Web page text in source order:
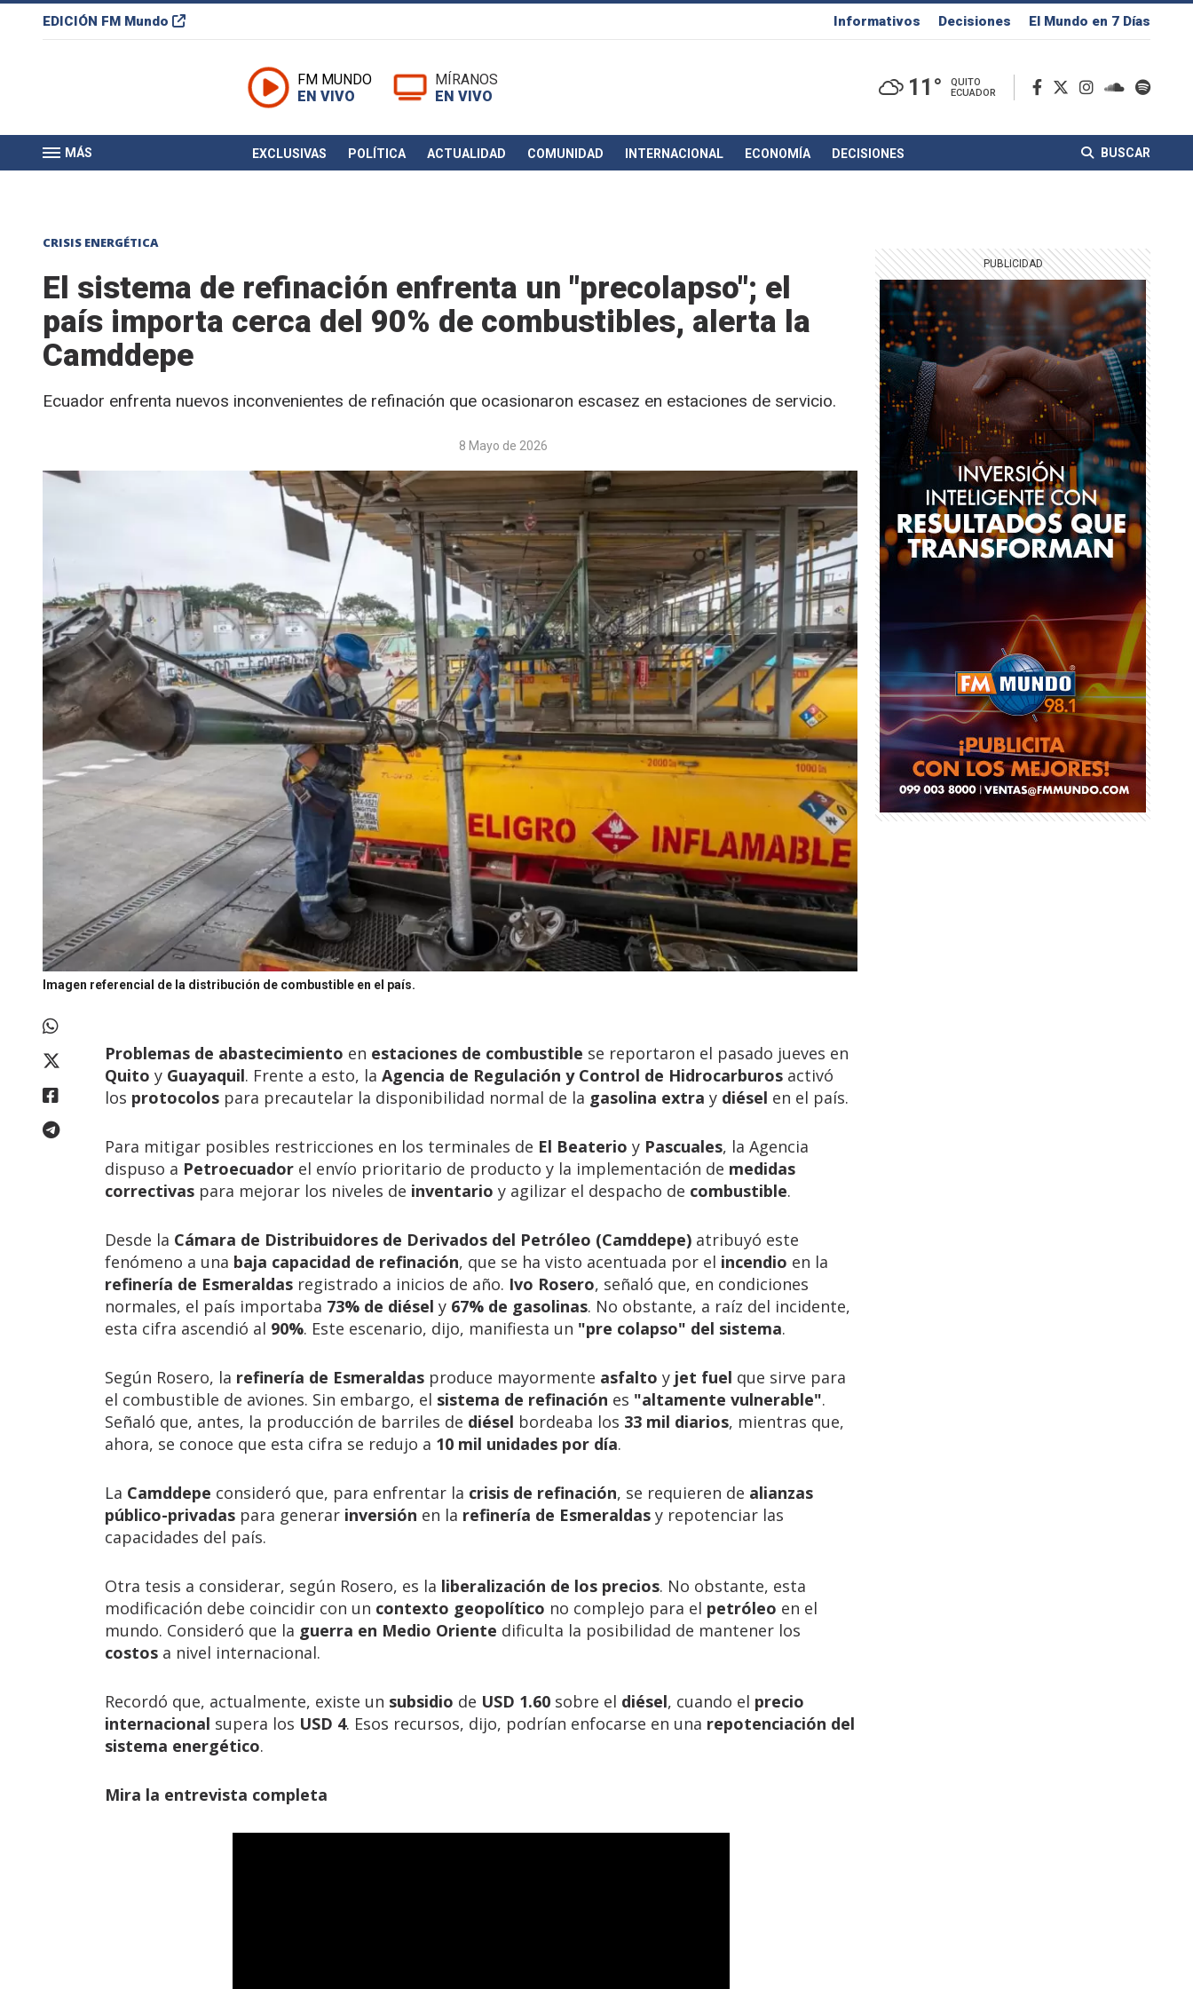
EDICIÓN FM Mundo Informativos Decisiones El Mundo en 7 Días
FM MUNDO
EN VIVO
MÍRANOS
EN VIVO
11°
QUITO
ECUADOR
MÁS EXCLUSIVAS POLÍTICA ACTUALIDAD COMUNIDAD INTERNACIONAL ECONOMÍA DECISIONES BUSCAR
CRISIS ENERGÉTICA
El sistema de refinación enfrenta un "precolapso"; el
país importa cerca del 90% de combustibles, alerta la
Camddepe
Ecuador enfrenta nuevos inconvenientes de refinación que ocasionaron escasez en estaciones de servicio.
8 Mayo de 2026
Imagen referencial de la distribución de combustible en el país.
Problemas de abastecimiento en estaciones de combustible se reportaron el pasado jueves en
Quito y Guayaquil. Frente a esto, la Agencia de Regulación y Control de Hidrocarburos activó
los protocolos para precautelar la disponibilidad normal de la gasolina extra y diésel en el país.
Para mitigar posibles restricciones en los terminales de El Beaterio y Pascuales, la Agencia
dispuso a Petroecuador el envío prioritario de producto y la implementación de medidas
correctivas para mejorar los niveles de inventario y agilizar el despacho de combustible.
Desde la Cámara de Distribuidores de Derivados del Petróleo (Camddepe) atribuyó este
fenómeno a una baja capacidad de refinación, que se ha visto acentuada por el incendio en la
refinería de Esmeraldas registrado a inicios de año. Ivo Rosero, señaló que, en condiciones
normales, el país importaba 73% de diésel y 67% de gasolinas. No obstante, a raíz del incidente,
esta cifra ascendió al 90%. Este escenario, dijo, manifiesta un "pre colapso" del sistema.
Según Rosero, la refinería de Esmeraldas produce mayormente asfalto y jet fuel que sirve para
el combustible de aviones. Sin embargo, el sistema de refinación es "altamente vulnerable".
Señaló que, antes, la producción de barriles de diésel bordeaba los 33 mil diarios, mientras que,
ahora, se conoce que esta cifra se redujo a 10 mil unidades por día.
La Camddepe consideró que, para enfrentar la crisis de refinación, se requieren de alianzas
público-privadas para generar inversión en la refinería de Esmeraldas y repotenciar las
capacidades del país.
Otra tesis a considerar, según Rosero, es la liberalización de los precios. No obstante, esta
modificación debe coincidir con un contexto geopolítico no complejo para el petróleo en el
mundo. Consideró que la guerra en Medio Oriente dificulta la posibilidad de mantener los
costos a nivel internacional.
Recordó que, actualmente, existe un subsidio de USD 1.60 sobre el diésel, cuando el precio
internacional supera los USD 4. Esos recursos, dijo, podrían enfocarse en una repotenciación del
sistema energético.
Mira la entrevista completa